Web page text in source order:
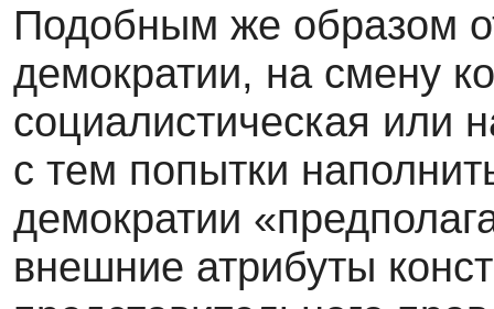
Подобным же образом
демократии, на смену
социалистическая или
с тем попытки
демократии
внешние атрибуты